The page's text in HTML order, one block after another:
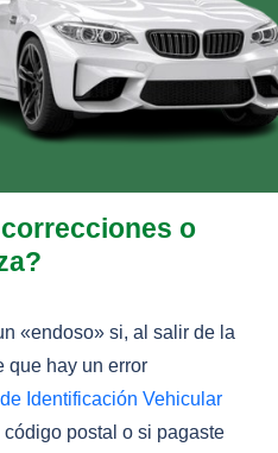
o
«endoso» si, al salir de la
que hay un error
Identificación Vehicular
postal o si pagaste